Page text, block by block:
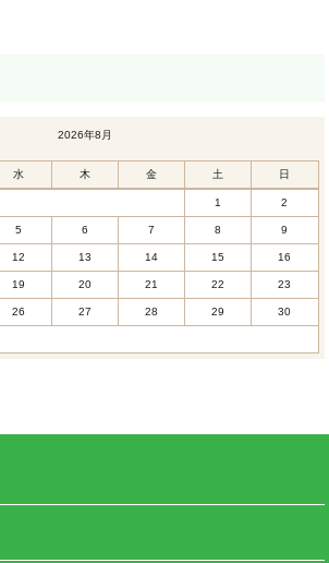
2026年8月
水 木 金 土 日
1 2
5 6 7 8 9
12 13 14 15 16
19 20 21 22 23
26 27 28 29 30